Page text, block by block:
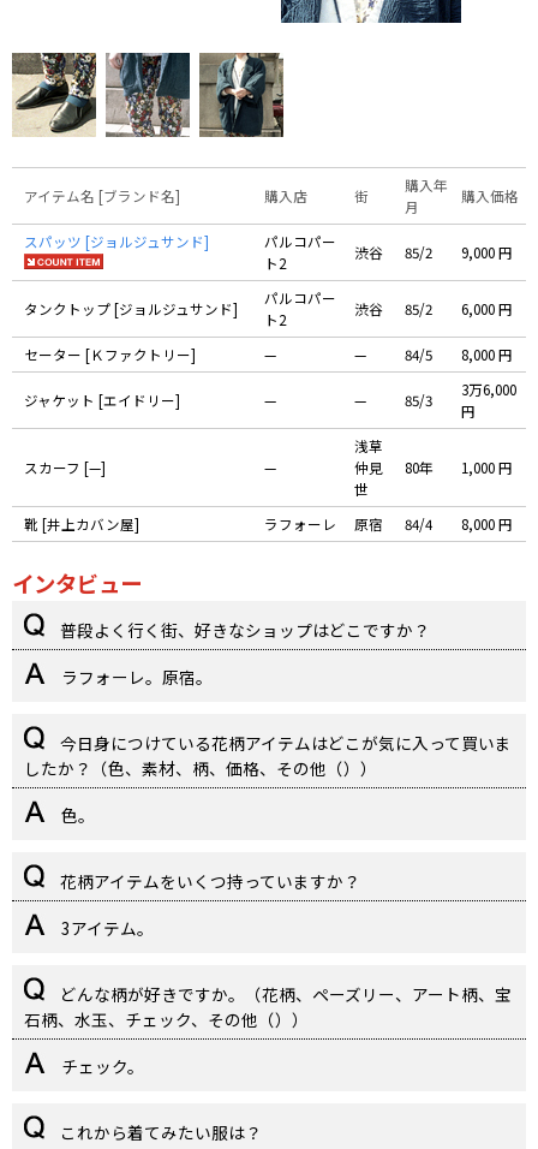
アイテム名 [ブランド名] 購入店 街
購入年
月
購入価格
スパッツ [ジョルジュサンド]
パルコパー
ト2
渋谷 85/2 9,000 円
タンクトップ [ジョルジュサンド]
パルコパー
ト2
渋谷 85/2 6,000 円
セーター [Ｋファクトリー] — — 84/5 8,000 円
ジャケット [エイドリー] — — 85/3
3万6,000
円
スカーフ [—] —
浅草
仲見
世
80年 1,000 円
靴 [井上カバン屋] ラフォーレ 原宿 84/4 8,000 円
インタビュー
普段よく行く街、好きなショップはどこですか？
ラフォーレ。原宿。
今日身につけている花柄アイテムはどこが気に入って買いま
したか？（色、素材、柄、価格、その他（））
色。
花柄アイテムをいくつ持っていますか？
3アイテム。
どんな柄が好きですか。（花柄、ペーズリー、アート柄、宝
石柄、水玉、チェック、その他（））
チェック。
これから着てみたい服は？